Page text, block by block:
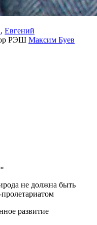
, Евгений
РЭШ Максим Буев
не должна быть
развитие